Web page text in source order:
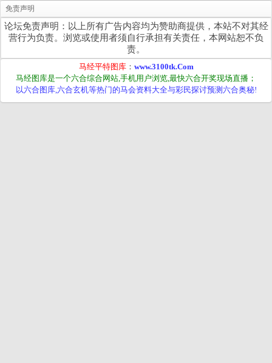
免责声明
论坛免责声明：以上所有广告内容均为赞助商提供，本站不对其经
营行为负责。浏览或使用者须自行承担有关责任，本网站恕不负
责。
马经平特图库： www.3100tk.Com
马经图库是一个六合综合网站,手机用户浏览,最快六合开奖现场直播；
以六合图库,六合玄机等热门的马会资料大全与彩民探讨预测六合奥秘!